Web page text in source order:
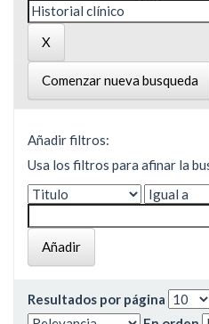
Comenzar nueva busqueda
Añadir filtros:
Usa los filtros para afinar la
Resultados por página